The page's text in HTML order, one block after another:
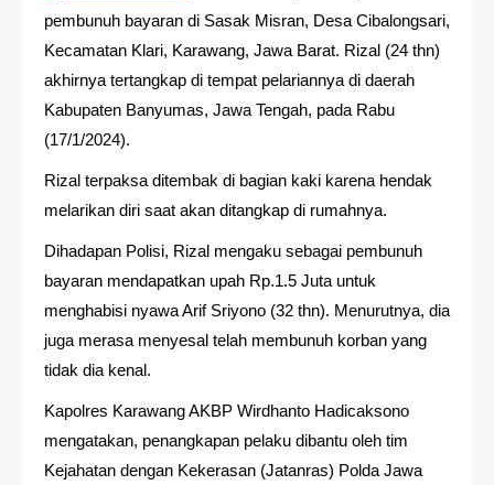
pembunuh bayaran di Sasak Misran, Desa Cibalongsari,
Kecamatan Klari, Karawang, Jawa Barat. Rizal (24 thn)
akhirnya tertangkap di tempat pelariannya di daerah
Kabupaten Banyumas, Jawa Tengah, pada Rabu
(17/1/2024).
Rizal terpaksa ditembak di bagian kaki karena hendak
melarikan diri saat akan ditangkap di rumahnya.
Dihadapan Polisi, Rizal mengaku sebagai pembunuh
bayaran mendapatkan upah Rp.1.5 Juta untuk
menghabisi nyawa Arif Sriyono (32 thn). Menurutnya, dia
juga merasa menyesal telah membunuh korban yang
tidak dia kenal.
Kapolres Karawang AKBP Wirdhanto Hadicaksono
mengatakan, penangkapan pelaku dibantu oleh tim
Kejahatan dengan Kekerasan (Jatanras) Polda Jawa